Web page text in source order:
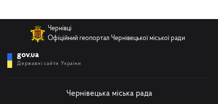
Чернівці
Офіційний геопортал Чернівецької міської ради
gov.ua
Державні сайти України
Чернівецька міська рада